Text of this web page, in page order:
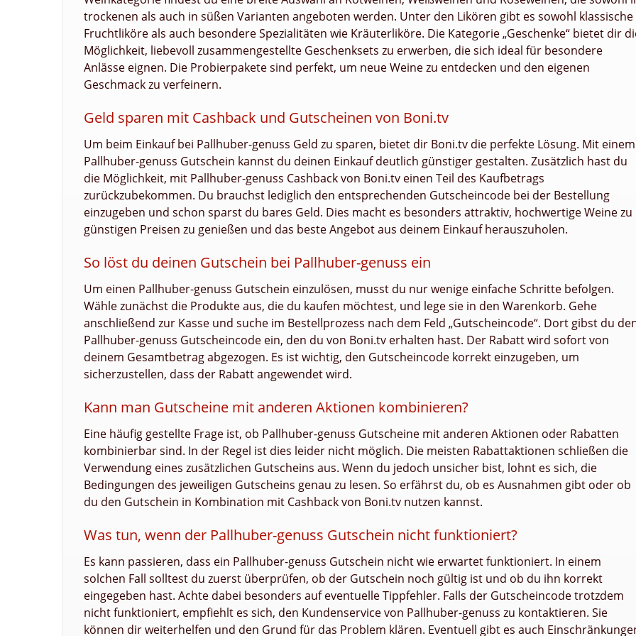
trockenen als auch in süßen Varianten angeboten werden. Unter den Likören gibt es sowohl klassische
Fruchtliköre als auch besondere Spezialitäten wie Kräuterliköre. Die Kategorie „Geschenke“ bietet dir
Möglichkeit, liebevoll zusammengestellte Geschenksets zu erwerben, die sich ideal für besondere
Anlässe eignen. Die Probierpakete sind perfekt, um neue Weine zu entdecken und den eigenen
Geschmack zu verfeinern.
Geld sparen mit Cashback und Gutscheinen von Boni.tv
Um beim Einkauf bei Pallhuber-genuss Geld zu sparen, bietet dir Boni.tv die perfekte Lösung. Mit einem
Pallhuber-genuss Gutschein kannst du deinen Einkauf deutlich günstiger gestalten. Zusätzlich hast du
die Möglichkeit, mit Pallhuber-genuss Cashback von Boni.tv einen Teil des Kaufbetrags
zurückzubekommen. Du brauchst lediglich den entsprechenden Gutscheincode bei der Bestellung
einzugeben und schon sparst du bares Geld. Dies macht es besonders attraktiv, hochwertige Weine zu
günstigen Preisen zu genießen und das beste Angebot aus deinem Einkauf herauszuholen.
So löst du deinen Gutschein bei Pallhuber-genuss ein
Um einen Pallhuber-genuss Gutschein einzulösen, musst du nur wenige einfache Schritte befolgen.
Wähle zunächst die Produkte aus, die du kaufen möchtest, und lege sie in den Warenkorb. Gehe
anschließend zur Kasse und suche im Bestellprozess nach dem Feld „Gutscheincode“. Dort gibst du
Pallhuber-genuss Gutscheincode ein, den du von Boni.tv erhalten hast. Der Rabatt wird sofort von
deinem Gesamtbetrag abgezogen. Es ist wichtig, den Gutscheincode korrekt einzugeben, um
sicherzustellen, dass der Rabatt angewendet wird.
Kann man Gutscheine mit anderen Aktionen kombinieren?
Eine häufig gestellte Frage ist, ob Pallhuber-genuss Gutscheine mit anderen Aktionen oder Rabatten
kombinierbar sind. In der Regel ist dies leider nicht möglich. Die meisten Rabattaktionen schließen die
Verwendung eines zusätzlichen Gutscheins aus. Wenn du jedoch unsicher bist, lohnt es sich, die
Bedingungen des jeweiligen Gutscheins genau zu lesen. So erfährst du, ob es Ausnahmen gibt oder ob
du den Gutschein in Kombination mit Cashback von Boni.tv nutzen kannst.
Was tun, wenn der Pallhuber-genuss Gutschein nicht funktioniert?
Es kann passieren, dass ein Pallhuber-genuss Gutschein nicht wie erwartet funktioniert. In einem
solchen Fall solltest du zuerst überprüfen, ob der Gutschein noch gültig ist und ob du ihn korrekt
eingegeben hast. Achte dabei besonders auf eventuelle Tippfehler. Falls der Gutscheincode trotzdem
nicht funktioniert, empfiehlt es sich, den Kundenservice von Pallhuber-genuss zu kontaktieren. Sie
können dir weiterhelfen und den Grund für das Problem klären. Eventuell gibt es auch